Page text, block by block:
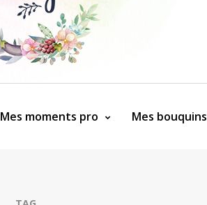
Mes moments pro Mes bouquins